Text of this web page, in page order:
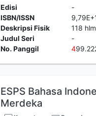
Edisi
-
ISBN/ISSN
Deskripsi Fisik
118
Judul Seri
-
No. Panggil
4
ESPS Bahasa
Merdeka